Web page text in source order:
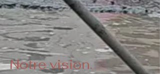
Notre vision.